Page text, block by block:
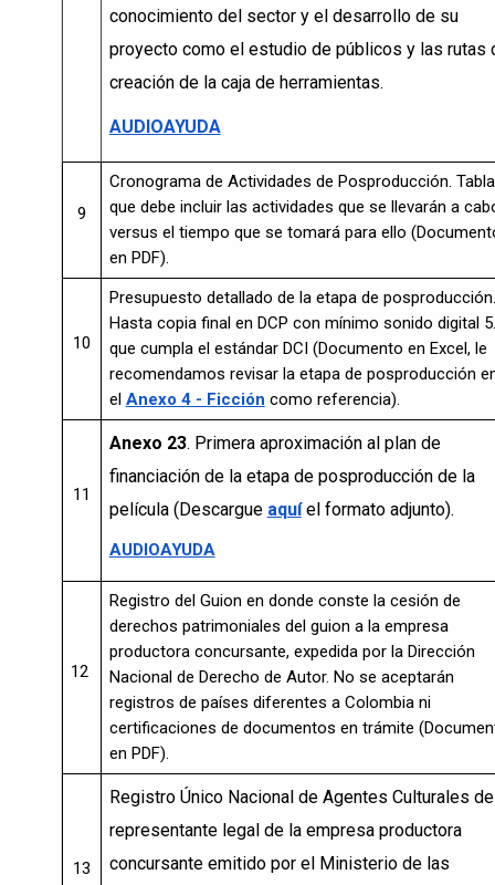
conocimiento del sector y el desarrollo de su
proyecto como el estudio de públicos y las rutas
creación de la caja de herramientas.
AUDIOAYUDA
9
Cronograma de Actividades de Posproducción. Tabla
que debe incluir las actividades que se llevarán a
versus el tiempo que se tomará para ello
en PDF).
10
Presupuesto detallado de la etapa de posproducción.
Hasta copia final en DCP con mínimo sonido digital
que cumpla el estándar DCI (Documento en Excel, le
recomendamos revisar la etapa de posproducción
el Anexo 4 - Ficción como referencia).
11
Anexo 23. Primera aproximación al plan de
financiación de la etapa de posproducción de la
película (Descargue aquíel formato adjunto).
AUDIOAYUDA
12
Registro del Guion en donde conste la cesión de
derechos patrimoniales del guion a la empresa
productora concursante, expedida por la Dirección
Nacional de Derecho de Autor. No se aceptarán
registros de países diferentes a Colombia ni
certificaciones de documentos en trámite
en PDF).
13
Registro Único Nacional de Agentes Culturales
representante legal de la empresa productora
concursante emitido por el Ministerio de las